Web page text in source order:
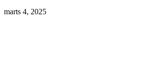
marts 4, 2025